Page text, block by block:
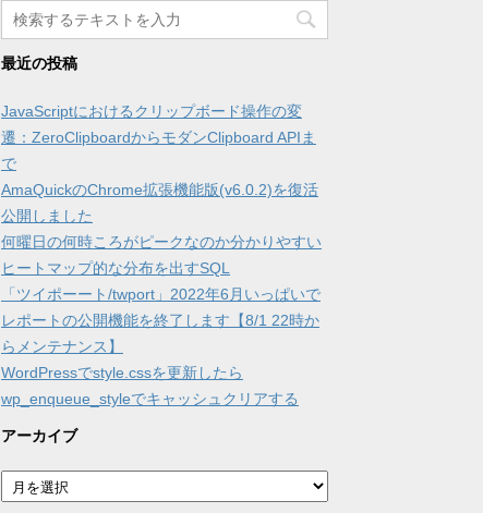
最近の投稿
JavaScriptにおけるクリップボード操作の変
遷：ZeroClipboardからモダンClipboard APIま
で
AmaQuickのChrome拡張機能版(v6.0.2)を復活
公開しました
何曜日の何時ころがピークなのか分かりやすい
ヒートマップ的な分布を出すSQL
「ツイポーート/twport」2022年6月いっぱいで
レポートの公開機能を終了します【8/1 22時か
らメンテナンス】
WordPressでstyle.cssを更新したら
wp_enqueue_styleでキャッシュクリアする
アーカイブ
ア
ー